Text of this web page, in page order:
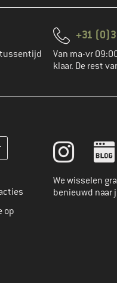
tussentijd
+31
Van ma-vr
klaar. De rest
volgende stap je
op
We wisselen
benieuwd naar